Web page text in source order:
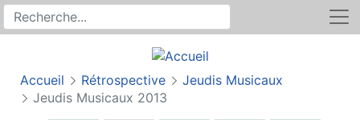
Recherche sur le site
Rechercher
Accueil Rétrospective
Jeudis Musicaux
Jeudis Musicaux 2013